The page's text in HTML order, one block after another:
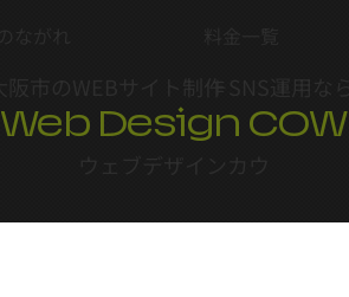
Web Design COW